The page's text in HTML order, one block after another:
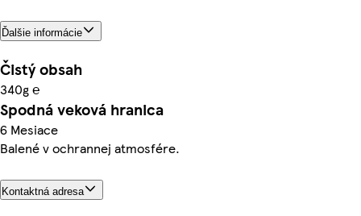
Ďalšie informácie
Čistý obsah
340g ℮
Spodná veková hranica
6 Mesiace
Balené v ochrannej atmosfére.
Kontaktná adresa